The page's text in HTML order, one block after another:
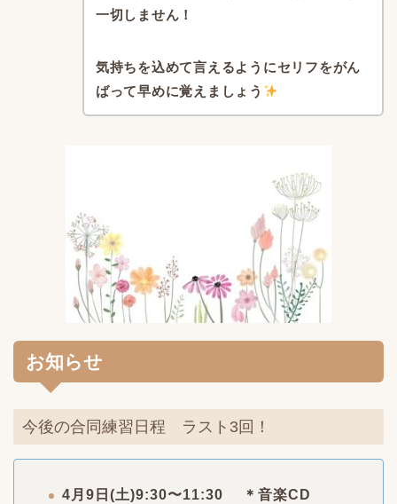
一切しません！
気持ちを込めて言えるようにセリフをがん
ばって早めに覚えましょう
お知らせ
今後の合同練習日程 ラスト3回！
4月9日(土)9:30〜11:30 ＊音楽CD